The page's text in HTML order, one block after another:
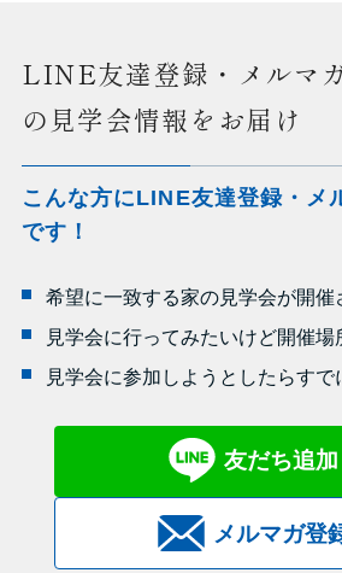
LINE友達登録・メルマ
の見学会情報をお届け
こんな方にLINE友達登録・メ
です！
希望に一致する家の見学会が開催
見学会に行ってみたいけど開催場
見学会に参加しようとしたらすで
友だち追加
メルマガ登